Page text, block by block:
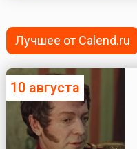
Лучшее от Calend.ru
10 августа